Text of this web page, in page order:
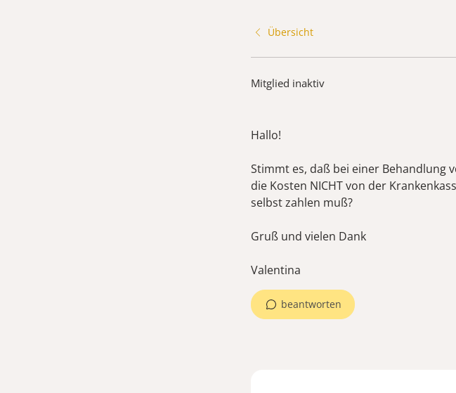
Übersicht
Mitglied inaktiv
Hallo!
Stimmt es, daß bei einer Behandlung
die Kosten NICHT von der
selbst zahlen muß?
Gruß und vielen Dank
Valentina
beantworten